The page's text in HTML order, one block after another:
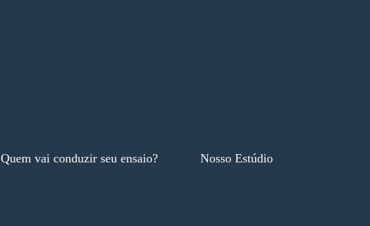
Quem vai conduzir seu ensaio?
Nosso Estúdio